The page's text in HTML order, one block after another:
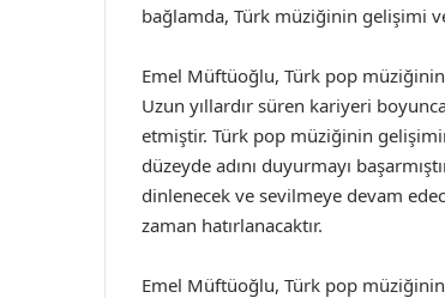
bağlamda, Türk müziğinin gelişimi
Emel Müftüoğlu, Türk pop müziğinin
Uzun yıllardır süren kariyeri
etmiştir. Türk pop müziğinin
düzeyde adını duyurmayı
dinlenecek ve sevilmeye devam
zaman hatırlanacaktır.
Emel Müftüoğlu, Türk pop